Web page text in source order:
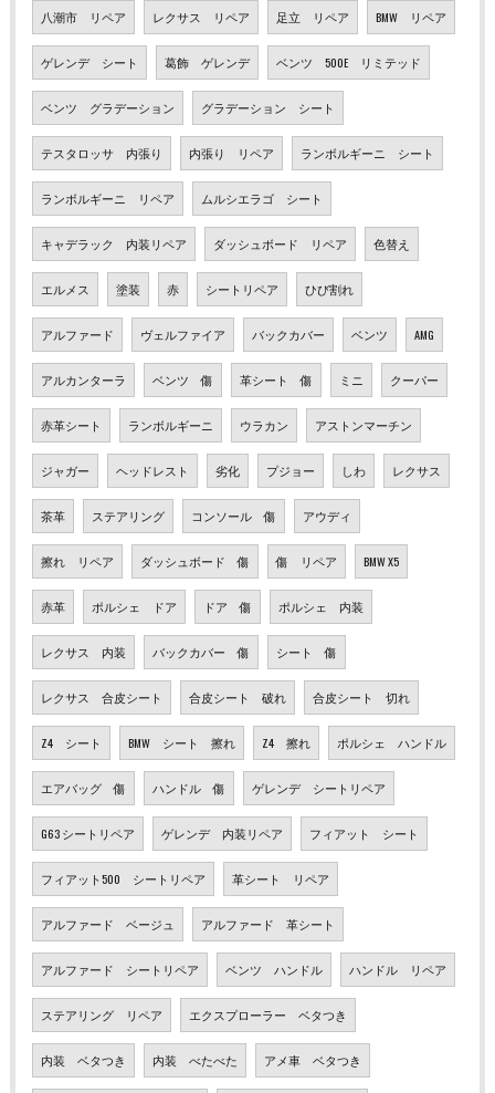
八潮市 リペア レクサス リペア 足立 リペア BMW リペア
ゲレンデ シート 葛飾 ゲレンデ ベンツ 500E リミテッド
ベンツ グラデーション グラデーション シート
テスタロッサ 内張り 内張り リペア ランボルギーニ シート
ランボルギーニ リペア ムルシエラゴ シート
キャデラック 内装リペア ダッシュボード リペア 色替え
エルメス 塗装 赤 シートリペア ひび割れ
アルファード ヴェルファイア バックカバー ベンツ AMG
アルカンターラ ベンツ 傷 革シート 傷 ミニ クーパー
赤革シート ランボルギーニ ウラカン アストンマーチン
ジャガー ヘッドレスト 劣化 プジョー しわ レクサス
茶革 ステアリング コンソール 傷 アウディ
擦れ リペア ダッシュボード 傷 傷 リペア BMW X5
赤革 ポルシェ ドア ドア 傷 ポルシェ 内装
レクサス 内装 バックカバー 傷 シート 傷
レクサス 合皮シート 合皮シート 破れ 合皮シート 切れ
Z4 シート BMW シート 擦れ Z4 擦れ ポルシェ ハンドル
エアバッグ 傷 ハンドル 傷 ゲレンデ シートリペア
G63 シートリペア ゲレンデ 内装リペア フィアット シート
フィアット500 シートリペア 革シート リペア
アルファード ベージュ アルファード 革シート
アルファード シートリペア ベンツ ハンドル ハンドル リペア
ステアリング リペア エクスプローラー ベタつき
内装 ベタつき 内装 べたべた アメ車 ベタつき